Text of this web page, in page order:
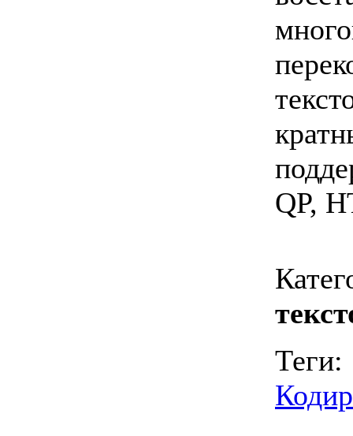
QP,
Теги: